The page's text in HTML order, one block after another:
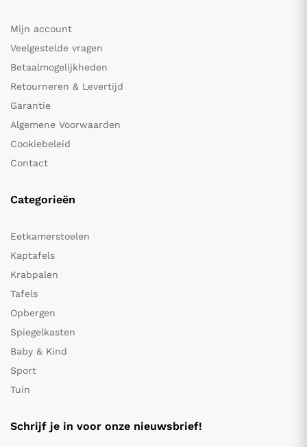
Mijn account
Veelgestelde vragen
Betaalmogelijkheden
Retourneren & Levertijd
Garantie
Algemene Voorwaarden
Cookiebeleid
Contact
Categorieën
Eetkamerstoelen
Kaptafels
Krabpalen
Tafels
Opbergen
Spiegelkasten
Baby & Kind
Sport
Tuin
Schrijf je in voor onze nieuwsbrief!